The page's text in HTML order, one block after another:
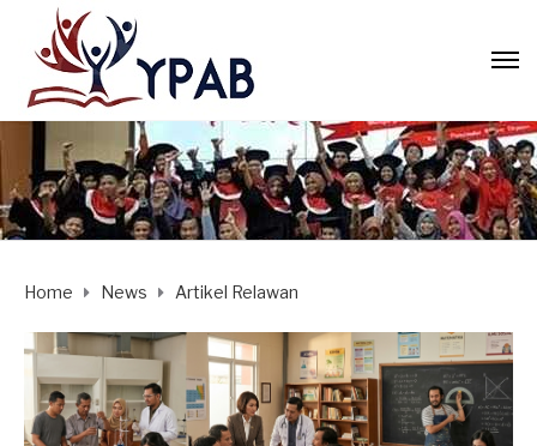
Home News Artikel Relawan